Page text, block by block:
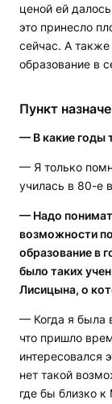
ценой ей
это принесло
сейчас. А также
образование в
Пункт
— В какие годы
— Я только
училась в 80-е
— Надо
возможности
образование в
было таких
Лисицына, о
— Когда я была
что пришло
интересовался
нет такой
где бы близко